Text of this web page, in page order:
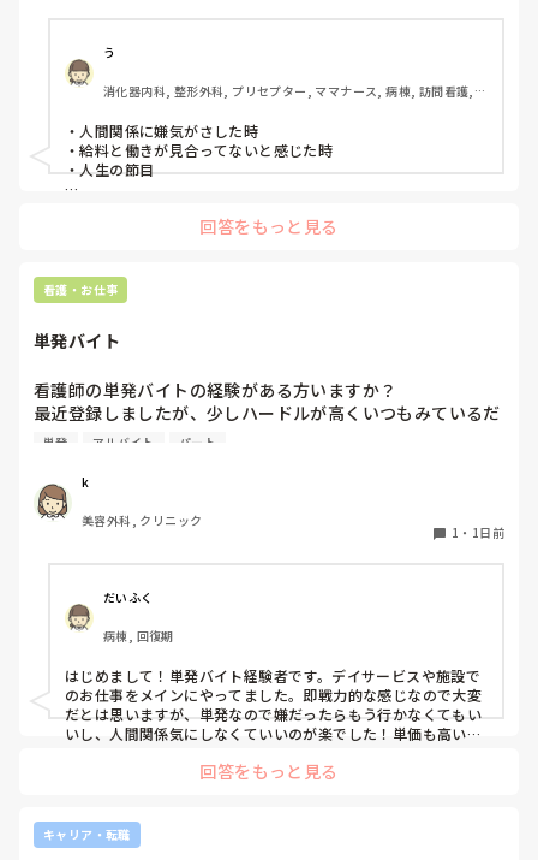
いと思いますか？
う
消化器内科, 整形外科, プリセプター, ママナース, 病棟, 訪問看護,
・人間関係に嫌気がさした時
・給料と働きが見合ってないと感じた時
・人生の節目
回答をもっと見る
看護・お仕事
単発バイト
看護師の単発バイトの経験がある方いますか？
最近登録しましたが、少しハードルが高くいつもみているだ
けです。
ような雰囲気なのか知りたいです。
単発 アルバイト パート
k
美容外科, クリニック
1 ・ 1日前
だいふく
病棟, 回復期
はじめまして！単発バイト経験者です。デイサービスや施設で
のお仕事をメインにやってました。即戦力的な感じなので大変
だとは思いますが、単発なので嫌だったらもう行かなくてもい
いし、人間関係気にしなくていいのが楽でした！単価も高いで
にちに空きがあるか分からないのでそこは難点ですかね。
回答をもっと見る
キャリア・転職